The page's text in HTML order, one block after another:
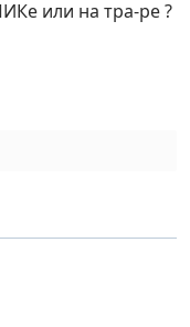
или на тра-ре ?